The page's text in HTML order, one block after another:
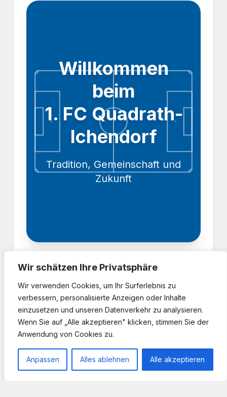
Wir schätzen Ihre Privatsphäre
Wir verwenden Cookies, um Ihr Surferlebnis zu
verbessern, personalisierte Anzeigen oder Inhalte
einzusetzen und unseren Datenverkehr zu analysieren.
Wenn Sie auf „Alle akzeptieren" klicken, stimmen Sie der
Anwendung von Cookies zu.
Anpassen Alles ablehnen Alle akzeptieren
Willkommen
beim
1. FC Quadrath-
Ichendorf
Tradition, Gemeinschaft und
Zukunft
Impressum Datenschutz
realisiert vonOptiX - by Adem Gül